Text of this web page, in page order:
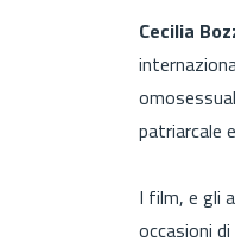
Cecilia
patriarcale
I film, e gli
occasioni